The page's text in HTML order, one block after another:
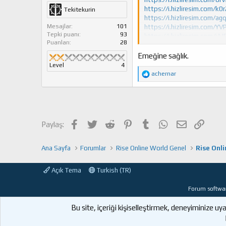
Tekitekurin
Mesajlar
101
Tepki puanı
93
Puanları
28
Level 4
https://i.hizliresim.com/
https://i.hizliresim.com/
https://i.hizliresim.com/
https://i.hizliresim.com/
https://i.hizliresim.com/
Emeğine sağlık.
T
e
p
achernar
Paylaş: Facebook
TwitterReddit PinterestTumblr WhatsApp
E-postaLink
Ana Sayfa Forumlar Rise Online World Genel Rise
Açık Tema Turkish (TR)
Forum
Bu site, içeriği kişiselleştirmek, deneyiminize